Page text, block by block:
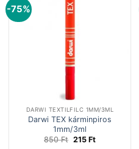
-75%
DARWI TEXTILFILC 1MM/3ML
Darwi TEX kárminpiros
1mm/3ml
850Ft Original
215 FtCurrent